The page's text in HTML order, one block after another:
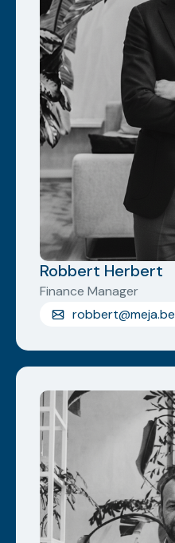
Robbert Herbert
Finance Manager
robbert@meja.be